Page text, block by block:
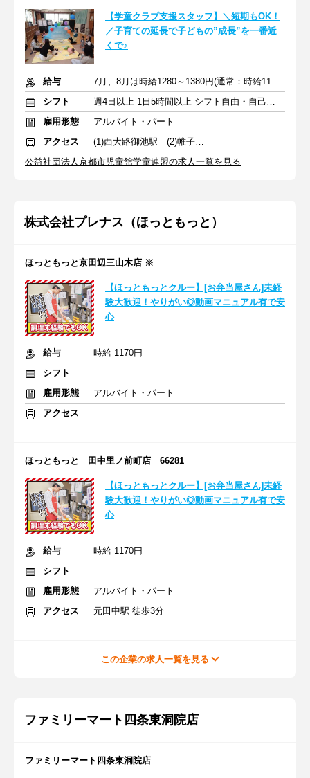
【学童クラブ支援スタッフ】＼短期もOK！
／子育ての延長で子どもの”成長”を一番近
くで♪
給与
7月、8月は時給1280～1380円(通常：時給1180～1280円)＋交通費
シフト
週4日以上 1日5時間以上 シフト自由・自己申告
雇用形態
アルバイト・パート
アクセス
(1)西大路御池駅 (2)帷子ノ辻駅
公益社団法人京都市児童館学童連盟の求人一覧を見る
株式会社プレナス（ほっともっと）
ほっともっと京田辺三山木店 ※
【ほっともっとクルー】[お弁当屋さん]未経
験大歓迎！やりがい◎動画マニュアル有で安
心
給与
時給 1170円
シフト
雇用形態
アルバイト・パート
アクセス
ほっともっと 田中里ノ前町店 66281
【ほっともっとクルー】[お弁当屋さん]未経
験大歓迎！やりがい◎動画マニュアル有で安
心
給与
時給 1170円
シフト
雇用形態
アルバイト・パート
アクセス
元田中駅 徒歩3分
この企業の求人一覧を見る
ファミリーマート四条東洞院店
ファミリーマート四条東洞院店